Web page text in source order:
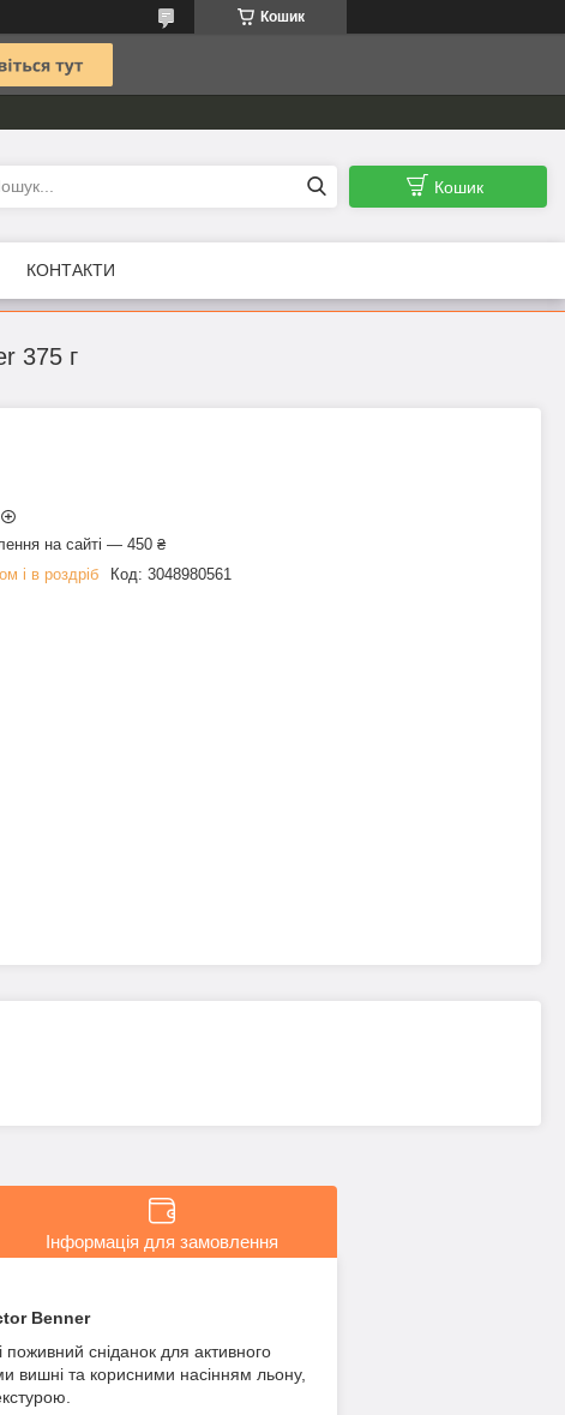
Кошик
Кошик
КОНТАКТИ
375 г
на сайті — 450 ₴
і в роздріб Код: 3048980561
Інформація для замовлення
Benner
поживний сніданок для активного
вишні та корисними насінням льону,